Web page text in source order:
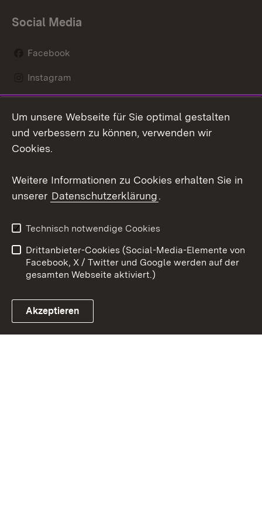
Social Media
Facebook
Instagram
Mastodon
Youtube
Link zum Landesportal
Kontakt
Datenschutz
Barrierefreiheit
Impressum Cookies
Um unsere Webseite für Sie optimal gestalten
und verbessern zu können, verwenden wir
Cookies.
Weitere Informationen zu Cookies erhalten Sie in
unserer Datenschutzerklärung.
Technisch notwendige Cookies
Drittanbieter-Cookies (Social-Media-Elemente von
Facebook, X / Twitter und Google werden auf der
gesamten Webseite aktiviert.)
Akzeptieren